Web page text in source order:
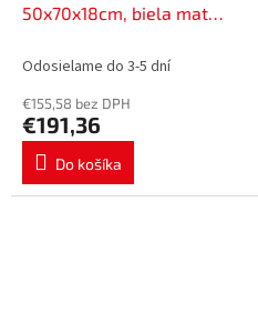
50x70x18cm, biela mat
Odosielame do 3-5 dní
€155,58 bez DPH
€191,36
Do košíka